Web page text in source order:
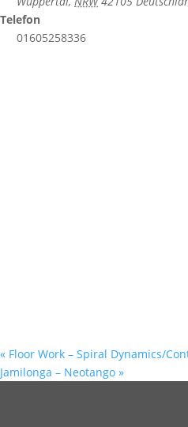
Telefon
01605258336
« Floor Work – Spiral Dynamics/
Jamilonga – Neotango »